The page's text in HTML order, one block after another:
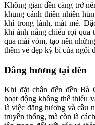
Không gian đền càng trở
khung cảnh thiên nhiên
khí trong lành, mát mẻ.
khi ánh nắng chiếu rọi qua
qua mái vòm, tạo nên
thêm vẻ đẹp kỳ bí của ngôi
Dâng hương tại đền
Khi đặt chân đến đền Bà
hoạt động không thể thiếu
là việc đăng hương và cầu
truyền thống, mà còn là